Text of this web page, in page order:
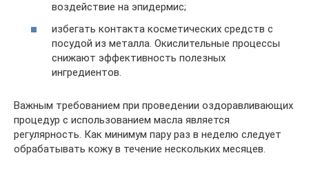
воздействие на эпидермис;
избегать контакта косметических средств с
посудой из металла. Окислительные процессы
снижают эффективность полезных
ингредиентов.
Важным требованием при проведении оздоравливающих
процедур с использованием масла является
регулярность. Как минимум пару раз в неделю следует
обрабатывать кожу в течение нескольких месяцев.